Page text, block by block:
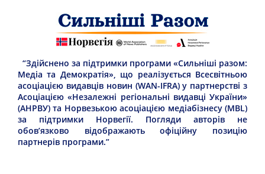
“Здійснено за підтримки програми «Сильніші разом:
Медіа та Демократія», що реалізується Всесвітньою
асоціацією видавців новин (WAN-IFRA) у партнерстві з
Асоціацією «Незалежні регіональні видавці України»
(АНРВУ) та Норвезькою асоціацією медіабізнесу (MBL)
за підтримки Норвегії. Погляди авторів не
обов’язково відображають офіційну позицію
партнерів програми.”